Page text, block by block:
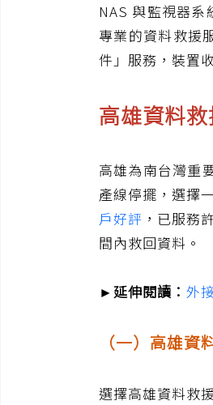
NAS 與監視器
專業的資料救援
件」服務，裝置
高雄資料
高雄為南台灣重
產線停擺，選擇
戶好評 ，已服務
間內救回資料。
►延伸閱讀： 外
（一）高雄
選擇高雄資料救